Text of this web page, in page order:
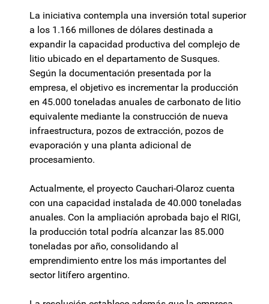
La iniciativa contempla una inversión total superior
a los 1.166 millones de dólares destinada a
expandir la capacidad productiva del complejo de
litio ubicado en el departamento de Susques.
Según la documentación presentada por la
empresa, el objetivo es incrementar la producción
en 45.000 toneladas anuales de carbonato de litio
equivalente mediante la construcción de nueva
infraestructura, pozos de extracción, pozos de
evaporación y una planta adicional de
procesamiento.
Actualmente, el proyecto Cauchari-Olaroz cuenta
con una capacidad instalada de 40.000 toneladas
anuales. Con la ampliación aprobada bajo el RIGI,
la producción total podría alcanzar las 85.000
toneladas por año, consolidando al
emprendimiento entre los más importantes del
sector litífero argentino.